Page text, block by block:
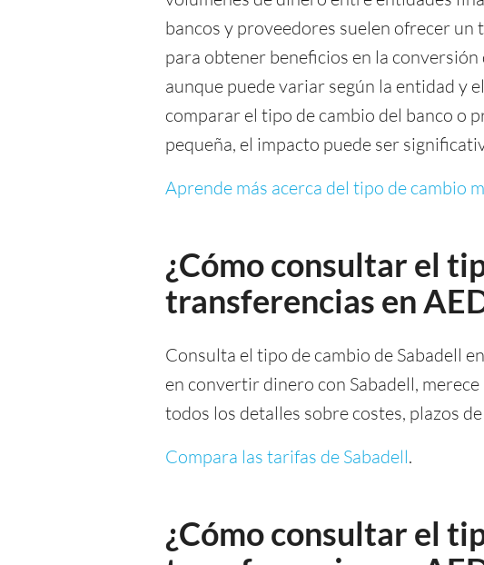
bancos y proveedores suelen ofrecer
para obtener beneficios en la
aunque puede variar según la entidad y
comparar el tipo de cambio del banco o
pequeña, el impacto puede ser
Aprende más acerca del tipo de cambio
¿Cómo consultar el
transferencias en
Consulta el tipo de cambio de Sabadell
en convertir dinero con Sabadell,
todos los detalles sobre costes, plazos
Compara las tarifas de Sabadell.
¿Cómo consultar el